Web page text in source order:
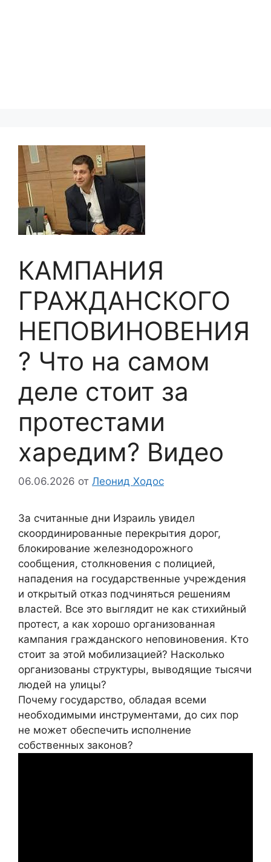
КАМПАНИЯ
ГРАЖДАНСКОГО
НЕПОВИНОВЕНИЯ
? Что на самом
деле стоит за
протестами
харедим? Видео
06.06.2026 от Леонид Ходос
За считанные дни Израиль увидел
скоординированные перекрытия дорог,
блокирование железнодорожного
сообщения, столкновения с полицией,
нападения на государственные учреждения
и открытый отказ подчиняться решениям
властей. Все это выглядит не как стихийный
протест, а как хорошо организованная
кампания гражданского неповиновения. Кто
стоит за этой мобилизацией? Насколько
организованы структуры, выводящие тысячи
людей на улицы?
Почему государство, обладая всеми
необходимыми инструментами, до сих пор
не может обеспечить исполнение
собственных законов?